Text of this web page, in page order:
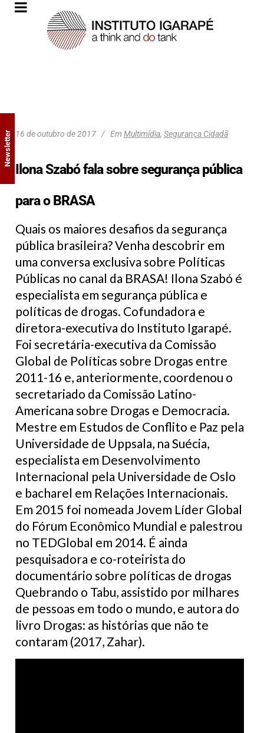
16 de outubro de 2017 Em Multimídia, Segurança Cidadã
Ilona Szabó fala sobre segurança pública
para o BRASA
Quais os maiores desafios da segurança
pública brasileira? Venha descobrir em
uma conversa exclusiva sobre Políticas
Públicas no canal da BRASA! Ilona Szabó é
especialista em segurança pública e
políticas de drogas. Cofundadora e
diretora-executiva do Instituto Igarapé.
Foi secretária-executiva da Comissão
Global de Políticas sobre Drogas entre
2011-16 e, anteriormente, coordenou o
secretariado da Comissão Latino-
Americana sobre Drogas e Democracia.
Mestre em Estudos de Conflito e Paz pela
Universidade de Uppsala, na Suécia,
especialista em Desenvolvimento
Internacional pela Universidade de Oslo
e bacharel em Relações Internacionais.
Em 2015 foi nomeada Jovem Líder Global
do Fórum Econômico Mundial e palestrou
no TEDGlobal em 2014. É ainda
pesquisadora e co-roteirista do
documentário sobre políticas de drogas
Quebrando o Tabu, assistido por milhares
de pessoas em todo o mundo, e autora do
livro Drogas: as histórias que não te
contaram (2017, Zahar).
Newsletter